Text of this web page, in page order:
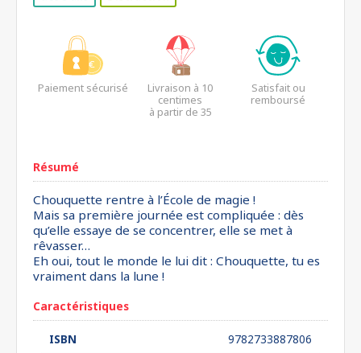
Paiement sécurisé
Livraison à 10
centimes
à partir de 35
Satisfait ou
remboursé
Résumé
Chouquette rentre à l’École de magie !
Mais sa première journée est compliquée : dès
qu’elle essaye de se concentrer, elle se met à
rêvasser…
Eh oui, tout le monde le lui dit : Chouquette, tu es
vraiment dans la lune !
Caractéristiques
ISBN
9782733887806